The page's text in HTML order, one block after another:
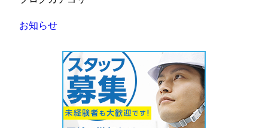
お知らせ